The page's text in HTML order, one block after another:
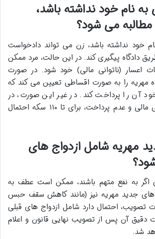
به نام خود نداشته باشد،
می شود؟
خود نداشته باشد، زن می تواند دادخواست
دادگاه پیگیری کند. در این حالت، مرد ممکن
اعسار (ناتوانی مالی) خود شود. در صورت
مهریه را به صورت اقساطی تعیین می کند که
خود آن را پرداخت کند. در غیر این صورت، در
صورت وجود توانایی مالی و عدم پرداخت، برای تا ۱۱۰ سکه احتمال
مهریه شامل ازدواج های
اگر به نفع متهم باشند، ممکن است عطف به
جدید مهریه نیز (مانند کاهش سقف حبس
تصویب، احتمال دارد شامل ازدواج های قبلی
دقیق آن پس از تصویب نهایی قانون و اعلام
شد.